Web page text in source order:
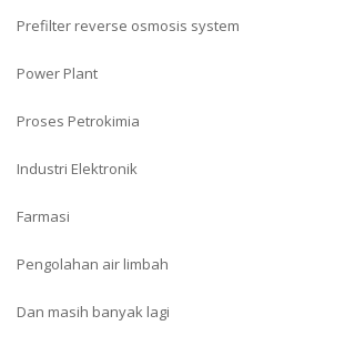
Prefilter reverse osmosis system
Power Plant
Proses Petrokimia
Industri Elektronik
Farmasi
Pengolahan air limbah
Dan masih banyak lagi